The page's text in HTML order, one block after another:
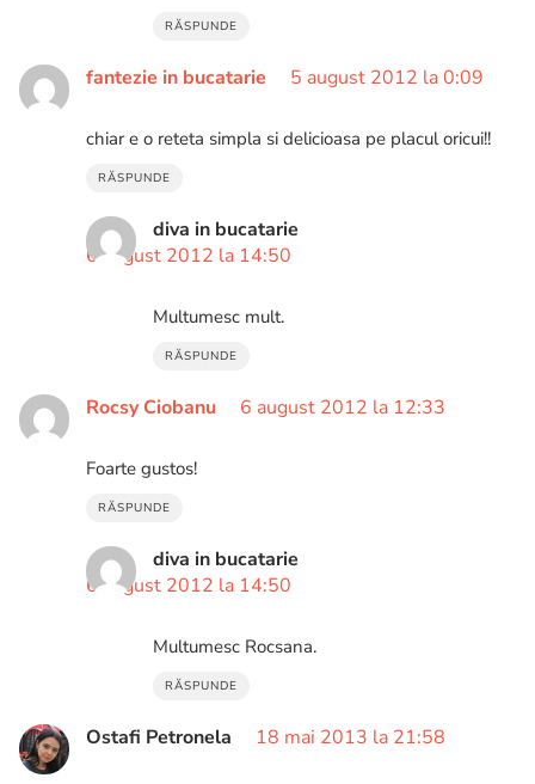
RĂSPUNDE
fantezie in bucatarie 5 august 2012 la 0:09
chiar e o reteta simpla si delicioasa pe placul oricui!!
RĂSPUNDE
diva in bucatarie
6 august 2012 la 14:50
Multumesc mult.
RĂSPUNDE
Rocsy Ciobanu 6 august 2012 la 12:33
Foarte gustos!
RĂSPUNDE
diva in bucatarie
6 august 2012 la 14:50
Multumesc Rocsana.
RĂSPUNDE
Ostafi Petronela 18 mai 2013 la 21:58